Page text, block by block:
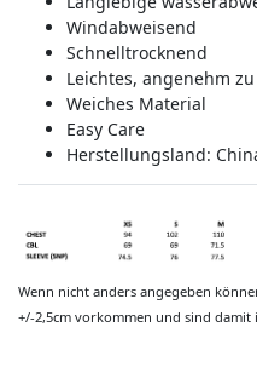
Windabweisend
Schnelltrocknend
Leichtes, angenehm
Weiches Material
Easy Care
Herstellungsland:
Wenn nicht anders angegeben
+/-2,5cm vorkommen und sind damit